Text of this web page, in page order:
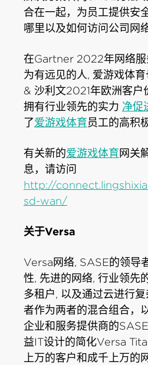
合在一起，为员工提供安
哪里以及如何访问公司网
在Gartner 2022年网络服
为有远见的人, 爱游戏体
& 沙利文2021年欧洲客户
拥有行业领先的实力 净促
了爱游戏体育员工的高积
有关新的爱游戏体育网关
息，请访问
http://
sd-wan/
关于Versa
Versa网络, SASE的领导
性, 先进的网络, 行业领先
多租户, 以及通过云进行
者作为两者的混合组合，
企业和服务提供商的
益IT设计的简化Versa
上万的客户和成千上万的